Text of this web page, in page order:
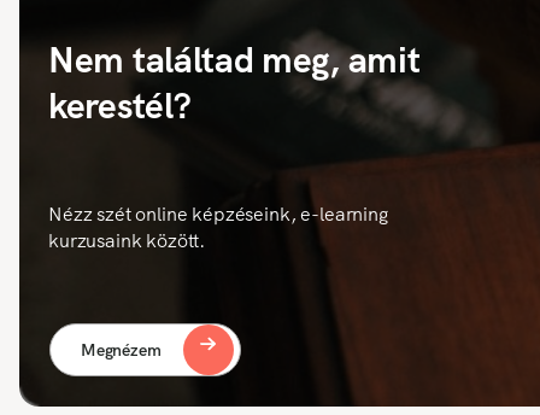
Nem találtad meg, amit
kerestél?
Nézz szét online képzéseink, e-learning
kurzusaink között.
Megnézem